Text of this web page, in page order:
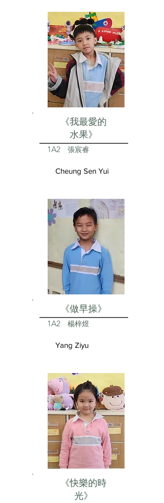
《我最愛的
水果》
1A2 張宸睿
Cheung Sen Yui
《做早操》
1A2 楊梓煜
Yang Ziyu
《快樂的時
光》